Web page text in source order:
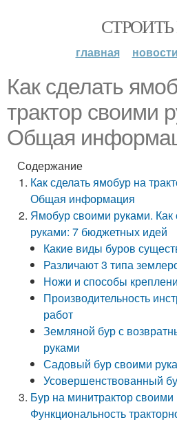
главная новости
Как сделать
трактор своими
Общая
Содержание
Как сделать ямобур на
Общая информация
Ямобур своими руками. Как
руками: 7 бюджетных идей
Какие виды буров
Различают 3 типа
Ножи и способы
Производительность
работ
Земляной бур с
руками
Садовый бур своими
Усовершенствованный
Бур на минитрактор своими
Функциональность